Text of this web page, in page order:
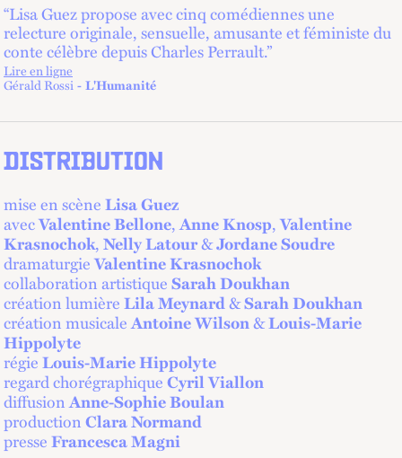
“Lisa Guez propose avec cinq comédiennes une
relecture originale, sensuelle, amusante et féministe du
conte célèbre depuis Charles Perrault.”
Lire en ligne
Gérald Rossi L'Humanité
DISTRIBUTION
mise en scèneLisa Guez
avecValentine Bellone,Anne Knosp,Valentine
Krasnochok,Nelly Latour&Jordane Soudre
dramaturgieValentine Krasnochok
collaboration artistiqueSarah Doukhan
création lumièreLila Meynard&Sarah Doukhan
création musicaleAntoine Wilson&Louis-Marie
Hippolyte
régieLouis-Marie Hippolyte
regard chorégraphiqueCyril Viallon
diffusionAnne-Sophie Boulan
productionClara Normand
presseFrancesca Magni